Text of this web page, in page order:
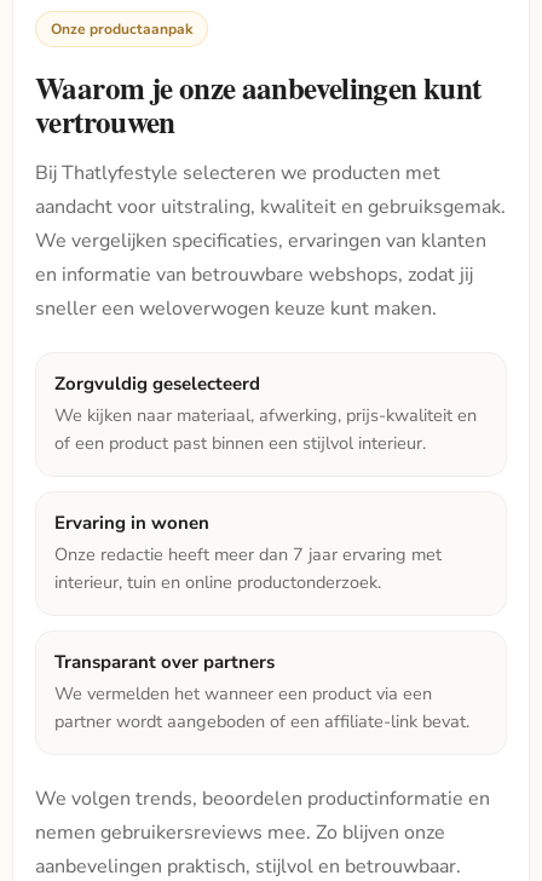
Onze productaanpak
Waarom je onze aanbevelingen kunt
vertrouwen
Bij Thatlyfestyle selecteren we producten met
aandacht voor uitstraling, kwaliteit en gebruiksgemak.
We vergelijken specificaties, ervaringen van klanten
en informatie van betrouwbare webshops, zodat jij
sneller een weloverwogen keuze kunt maken.
Zorgvuldig geselecteerd
We kijken naar materiaal, afwerking, prijs-kwaliteit en
of een product past binnen een stijlvol interieur.
Ervaring in wonen
Onze redactie heeft meer dan 7 jaar ervaring met
interieur, tuin en online productonderzoek.
Transparant over partners
We vermelden het wanneer een product via een
partner wordt aangeboden of een affiliate-link bevat.
We volgen trends, beoordelen productinformatie en
nemen gebruikersreviews mee. Zo blijven onze
aanbevelingen praktisch, stijlvol en betrouwbaar.